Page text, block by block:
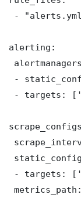
-
alerting:
-
- targets:
- targets: